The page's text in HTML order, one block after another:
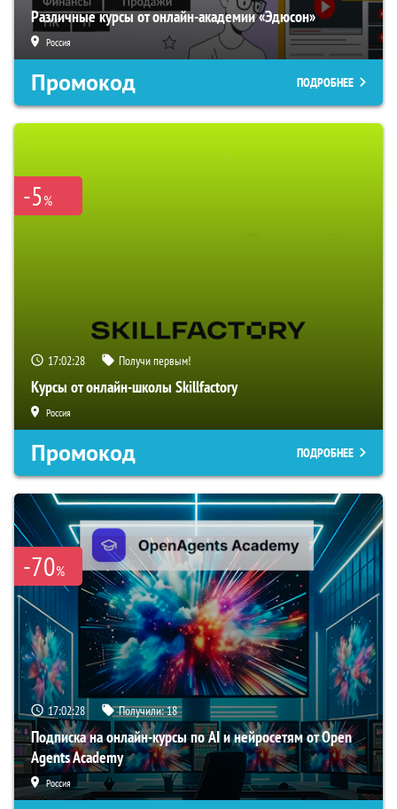
Различные курсы от онлайн-академии «Эдюсон»
Россия
Промокод ПОДРОБНЕЕ
-5%
17:02:27 Получи первым!
Курсы от онлайн-школы Skillfactory
Россия
Промокод ПОДРОБНЕЕ
-70%
17:02:27 Получили:18
Подписка на онлайн-курсы по AI и нейросетям от Open
Agents Academy
Россия